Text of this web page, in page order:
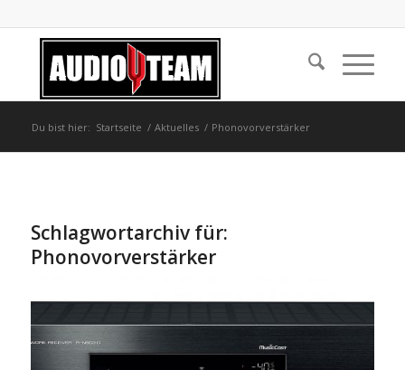
Du bist hier: Startseite / Aktuelles / Phonovorverstärker
Schlagwortarchiv für:
Phonovorverstärker